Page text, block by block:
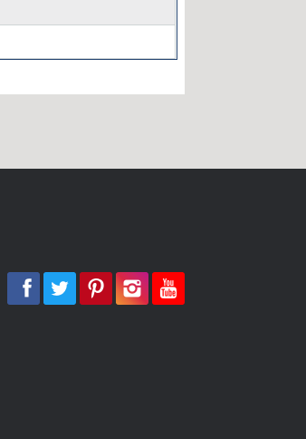
facebooktwitter pinterestinstagramyoutube